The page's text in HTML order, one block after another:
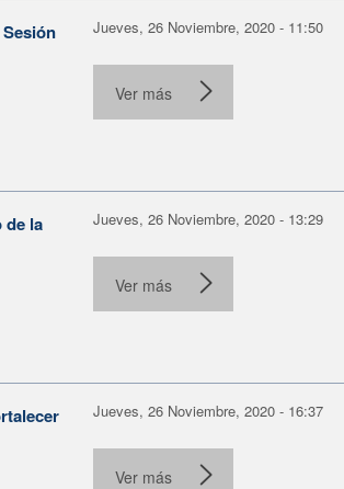
Jueves, 26 Noviembre, 2020 - 11:50
Ver más
de la
Jueves, 26 Noviembre, 2020 - 13:29
Ver más
Jueves, 26 Noviembre, 2020 - 16:37
Ver más